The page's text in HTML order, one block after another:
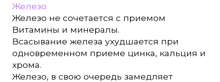
Железо
Железо не сочетается с приемом
Витамины и минералы.
Всасывание железа ухудшается при
одновременном приеме цинка, кальция и
хрома.
Железо, в свою очередь замедляет